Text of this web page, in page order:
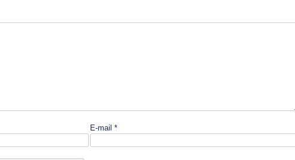
E-mail *